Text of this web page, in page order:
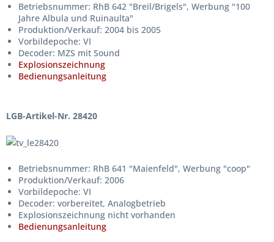
Betriebsnummer: RhB 642 "Breil/Brigels", Werbung "100
Jahre Albula und Ruinaulta"
Produktion/Verkauf: 2004 bis 2005
Vorbildepoche: VI
Decoder: MZS mit Sound
Explosionszeichnung
Bedienungsanleitung
LGB-Artikel-Nr. 28420
Betriebsnummer: RhB 641 "Maienfeld", Werbung "coop"
Produktion/Verkauf: 2006
Vorbildepoche: VI
Decoder: vorbereitet, Analogbetrieb
Explosionszeichnung nicht vorhanden
Bedienungsanleitung